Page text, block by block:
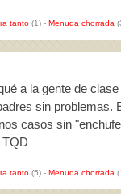
tanto (1) - Menuda chorrada
a la gente de
sin
casos sin
TQD
tanto (5) - Menuda chorrada